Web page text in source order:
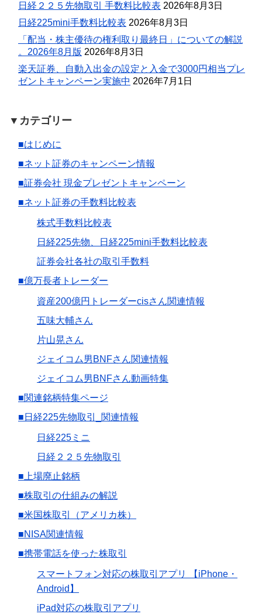
日経２２５先物取引 手数料比較表 2026年8月3日
日経225mini手数料比較表 2026年8月3日
「配当・株主優待の権利取り最終日」についての解説
。2026年8月版 2026年8月3日
楽天証券、自動入出金の設定と入金で3000円相当プレ
ゼントキャンペーン実施中 2026年7月1日
▼カテゴリー
■はじめに
■ネット証券のキャンペーン情報
■証券会社 現金プレゼントキャンペーン
■ネット証券の手数料比較表
株式手数料比較表
日経225先物、日経225mini手数料比較表
証券会社各社の取引手数料
■億万長者トレーダー
資産200億円トレーダーcisさん関連情報
五味大輔さん
片山晃さん
ジェイコム男BNFさん関連情報
ジェイコム男BNFさん動画特集
■関連銘柄特集ページ
■日経225先物取引_関連情報
日経225ミニ
日経２２５先物取引
■上場廃止銘柄
■株取引の仕組みの解説
■米国株取引（アメリカ株）
■NISA関連情報
■携帯電話を使った株取引
スマートフォン対応の株取引アプリ 【iPhone・
Android】
iPad対応の株取引アプリ